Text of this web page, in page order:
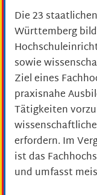
Die 23
Württemberg
sowie
Ziel eines
praxisnahe
Tätigkeiten
erfordern. Im
ist das
und umfasst